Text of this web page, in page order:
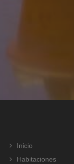
Inicio
Habitaciones